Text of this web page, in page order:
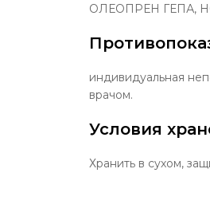
ОЛЕОПРЕН ГЕПА,
индивидуальная
врачом.
Условия
Хранить в сухом,